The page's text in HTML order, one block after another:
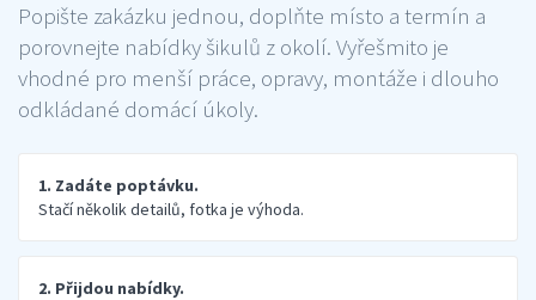
Popište zakázku jednou, doplňte místo a termín a
porovnejte nabídky šikulů z okolí. Vyřešmito je
vhodné pro menší práce, opravy, montáže i dlouho
odkládané domácí úkoly.
1. Zadáte poptávku.
Stačí několik detailů, fotka je výhoda.
2. Přijdou nabídky.